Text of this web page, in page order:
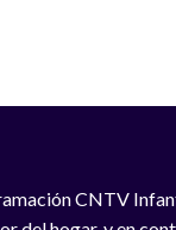
CNTV